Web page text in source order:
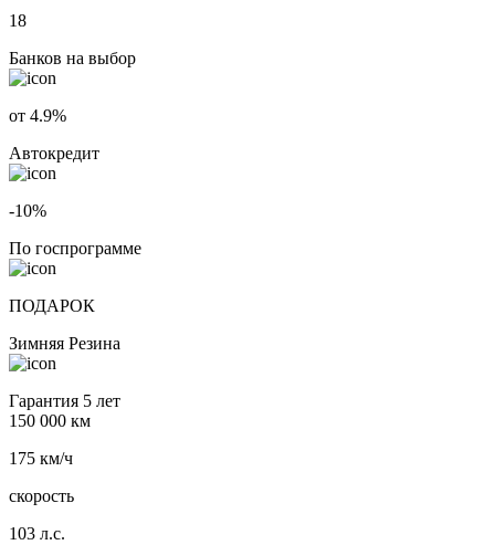
18
Банков на выбор
от 4.9%
Автокредит
-10%
По госпрограмме
ПОДАРОК
Зимняя Резина
Гарантия 5 лет
150 000 км
175 км/ч
скорость
103 л.с.